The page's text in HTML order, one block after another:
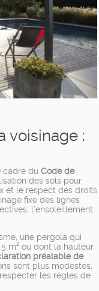
voisinage :
cadre du Code de
des sols pour
et le respect des droits
fixe des lignes
l’ensoleillement
une pergola qui
m² ou dont la hauteur
préalable de
sont plus modestes,
les règles de